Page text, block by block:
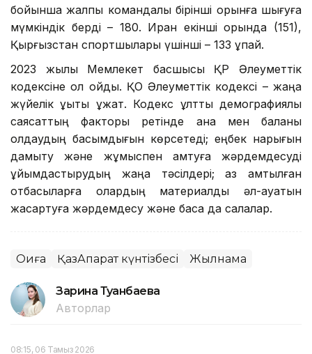
бойынша жалпы командалық бірінші орынға шығуға
мүмкіндік берді – 180. Иран екінші орында (151),
Қырғызстан спортшылары үшінші – 133 ұпай.
2023 жылы Мемлекет басшысы ҚР Әлеуметтік
кодексіне қол қойды. ҚО Әлеуметтік кодексі – жаңа
жүйелік құқықтық құжат. Кодекс ұлттық демографиялық
саясаттың факторы ретінде ана мен баланы
қолдаудың басымдығын көрсетеді; еңбек нарығын
дамыту және жұмыспен қамтуға жәрдемдесуді
ұйымдастырудың жаңа тәсілдері; аз қамтылған
отбасыларға олардың материалдық әл-ауқатын
жақсартуға жәрдемдесу және басқа да салалар.
Оқиға ҚазАқпарат күнтізбесі Жылнама
Зарина Туғанбаева
Авторлар
08:15, 06 Тамыз 2026